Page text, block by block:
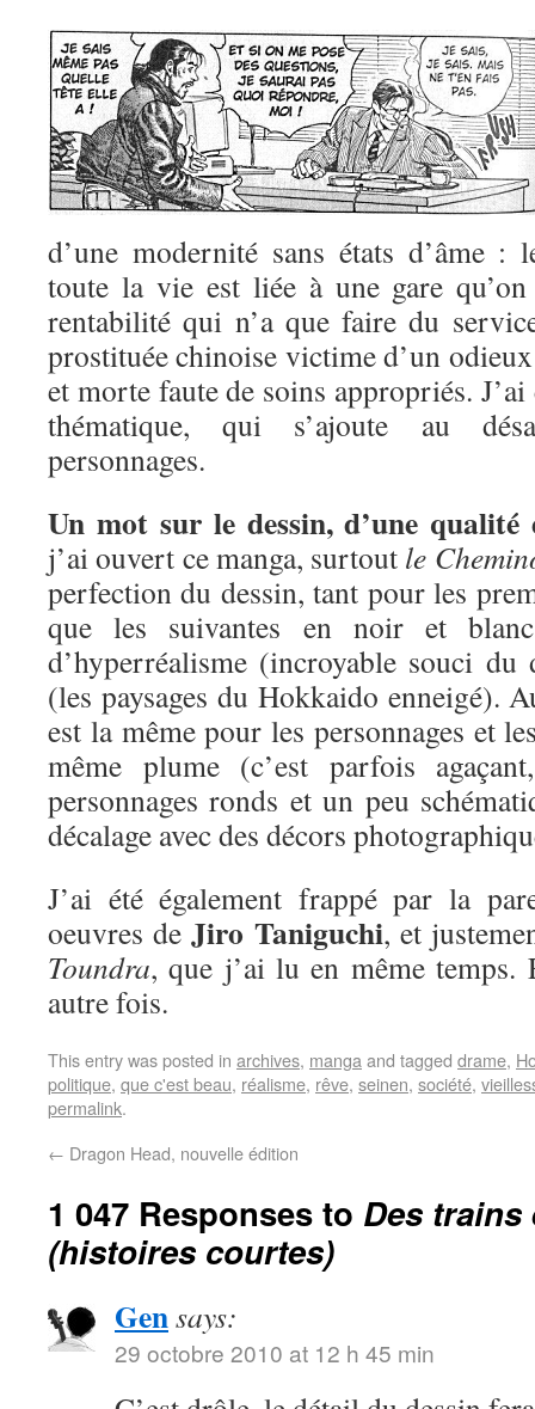
d’une modernité sans états d’âme
toute la vie est liée à une gare
rentabilité qui n’a que faire du
prostituée chinoise victime d’un
et morte faute de soins appropriés. J’ai
thématique, qui s’ajoute au
personnages.
Un mot sur le dessin, d’une qualité
j’ai ouvert ce manga, surtout le
perfection du dessin, tant pour les
que les suivantes en noir et
d’hyperréalisme (incroyable souci du
(les paysages du Hokkaido enneigé).
est la même pour les personnages et
même plume (c’est parfois
personnages ronds et un peu
décalage avec des décors
J’ai été également frappé par la
oeuvres deJiro Taniguchi, et
Toundra, que j’ai lu en même
autre fois.
This entry was posted in archives, manga and tagged drame,
politique, que c'est beau, réalisme, rêve, seinen, société,
permalink.
← Dragon Head, nouvelle édition
1 047 Responses to Des trains
(histoires courtes)
Gensays:
29 octobre 2010 at 12 h 45 min